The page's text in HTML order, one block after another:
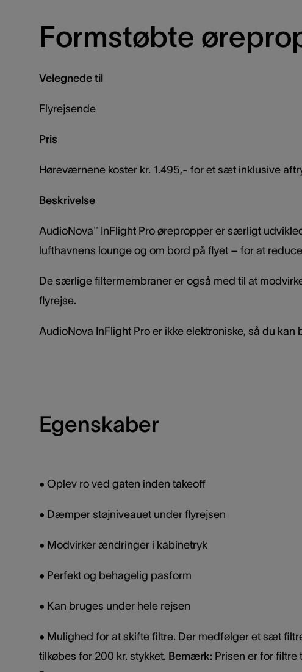
Formstøbte
Velegnede til
Flyrejsende
Pris
Høreværnene koster kr. 1.495,- for et sæt inklusive
Beskrivelse
AudioNova™ InFlight Pro ørepropper er særligt
lufthavnens lounge og om bord på flyet – for at
De særlige filtermembraner er også med til at
flyrejse.
AudioNova InFlight Pro er ikke elektroniske, så du
Egenskaber
• Oplev ro ved gaten inden takeoff
• Dæmper støjniveauet under flyrejsen
• Modvirker ændringer i kabinetryk
• Perfekt og behagelig pasform
• Kan bruges under hele rejsen
• Mulighed for at skifte filtre. Der medfølger et sæt
tilkøbes for 200 kr. stykket. Bemærk: Prisen er for filtre